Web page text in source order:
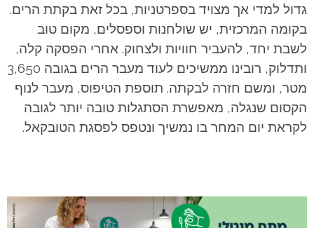
גדול למדי אך מצויד בספרטניות, בכל זאת בקתת הרים.
בקומה המרכזית, יש שולחנות וספסלים, מקום טוב
לשבת יחד, להעביר חוויות ולצחוק. אחרי הפסקה קלה,
ותדלוק, רובינו ממשיכים לעוד מעבר הרים בגובה 3,650
מטר, ומשם חזרה לבקתה. תוספת הטיפוס, מעבר לנוף
הקסום שנגלה, מאפשרת הסתגלות טובה יותר לגובה
לקראת יום המחר בו נמשיך ונטפס לפסגת הטובקאל.